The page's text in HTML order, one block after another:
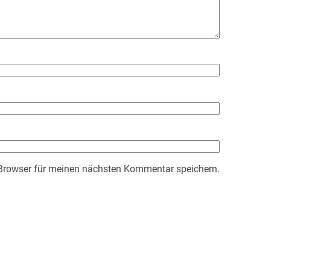
für meinen nächsten Kommentar speichern.